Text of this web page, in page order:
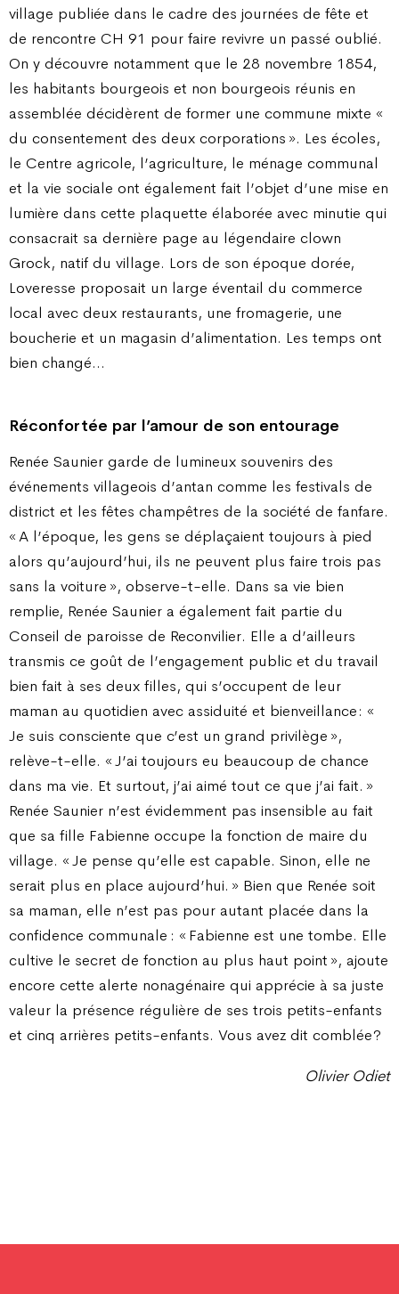
village publiée dans le cadre des journées de fête et
de rencontre CH 91 pour faire revivre un passé oublié.
On y découvre notamment que le 28 novembre 1854,
les habitants bourgeois et non bourgeois réunis en
assemblée décidèrent de former une commune mixte «
du consentement des deux corporations ». Les écoles,
le Centre agricole, l’agriculture, le ménage communal
et la vie sociale ont également fait l’objet d’une mise en
lumière dans cette plaquette élaborée avec minutie qui
consacrait sa dernière page au légendaire clown
Grock, natif du village. Lors de son époque dorée,
Loveresse proposait un large éventail du commerce
local avec deux restaurants, une fromagerie, une
boucherie et un magasin d’alimentation. Les temps ont
bien changé…
Réconfortée par l’amour de son entourage
Renée Saunier garde de lumineux souvenirs des
événements villageois d’antan comme les festivals de
district et les fêtes champêtres de la société de fanfare.
« A l’époque, les gens se déplaçaient toujours à pied
alors qu’aujourd’hui, ils ne peuvent plus faire trois pas
sans la voiture », observe-t-elle. Dans sa vie bien
remplie, Renée Saunier a également fait partie du
Conseil de paroisse de Reconvilier. Elle a d’ailleurs
transmis ce goût de l’engagement public et du travail
bien fait à ses deux filles, qui s’occupent de leur
maman au quotidien avec assiduité et bienveillance : «
Je suis consciente que c’est un grand privilège »,
relève-t-elle. « J’ai toujours eu beaucoup de chance
dans ma vie. Et surtout, j’ai aimé tout ce que j’ai fait. »
Renée Saunier n’est évidemment pas insensible au fait
que sa fille Fabienne occupe la fonction de maire du
village. « Je pense qu’elle est capable. Sinon, elle ne
serait plus en place aujourd’hui. » Bien que Renée soit
sa maman, elle n’est pas pour autant placée dans la
confidence communale : « Fabienne est une tombe. Elle
cultive le secret de fonction au plus haut point », ajoute
encore cette alerte nonagénaire qui apprécie à sa juste
valeur la présence régulière de ses trois petits-enfants
et cinq arrières petits-enfants. Vous avez dit comblée ?
Olivier Odiet